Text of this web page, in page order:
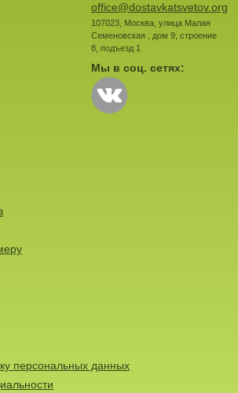
office@dostavkatsvetov.org
107023, Москва, улица Малая
Семеновская , дом 9, строение
8, подъезд 1
Мы в соц. сетях:
персональных данных